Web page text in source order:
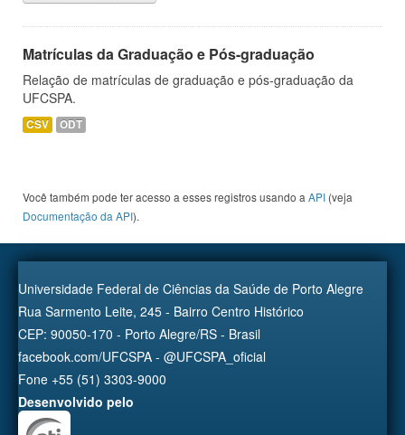
Matrículas da Graduação e Pós-graduação
Relação de matrículas de graduação e pós-graduação da
UFCSPA.
CSV ODT
Você também pode ter acesso a esses registros usando a API (veja
Documentação da API).
Universidade Federal de Ciências da Saúde de Porto Alegre
Rua Sarmento Leite, 245 - Bairro Centro Histórico
CEP: 90050-170 - Porto Alegre/RS - Brasil
facebook.com/UFCSPA - @UFCSPA_oficial
Fone +55 (51) 3303-9000
Desenvolvido pelo